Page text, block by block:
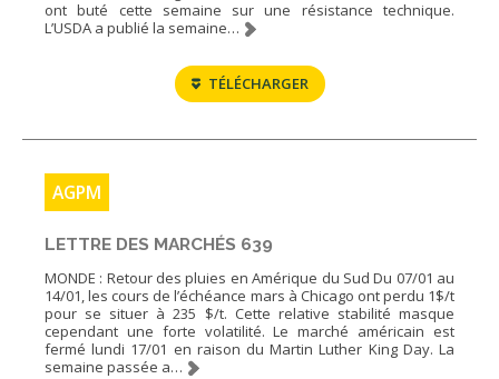
ont buté cette semaine sur une résistance technique.
L’USDA a publié la semaine…
TÉLÉCHARGER
AGPM
LETTRE DES MARCHÉS 639
MONDE : Retour des pluies en Amérique du Sud Du 07/01 au
14/01, les cours de l’échéance mars à Chicago ont perdu 1$/t
pour se situer à 235 $/t. Cette relative stabilité masque
cependant une forte volatilité. Le marché américain est
fermé lundi 17/01 en raison du Martin Luther King Day. La
semaine passée a…